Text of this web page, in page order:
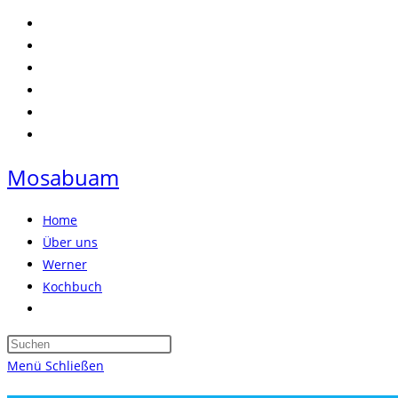
Zum
Inhalt
springen
Mosabuam
Home
Über uns
Werner
Kochbuch
umschalten
Press
Menü Schließen